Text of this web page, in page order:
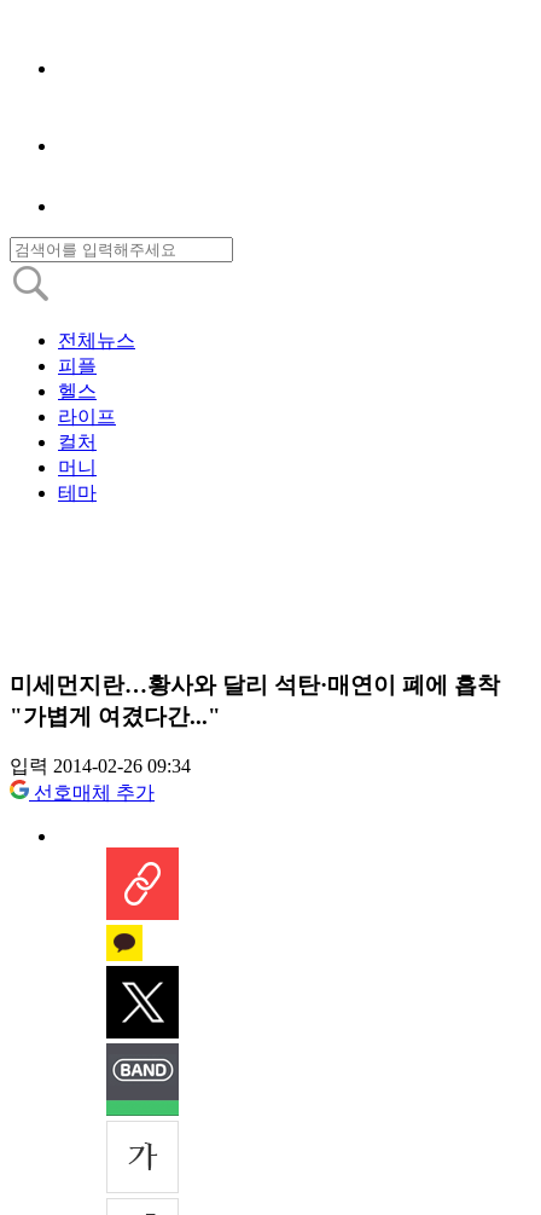
전체뉴스
피플
헬스
라이프
컬처
머니
테마
미세먼지란…황사와 달리 석탄·매연이 폐에 흡착
"가볍게 여겼다간..."
입력 2014-02-26 09:34
선호매체 추가